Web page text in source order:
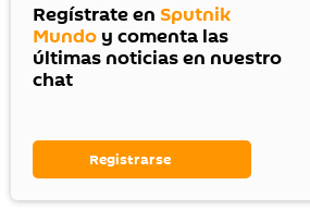
Regístrate en Sputnik
Mundo y comenta las
últimas noticias en nuestro
chat
Registrarse